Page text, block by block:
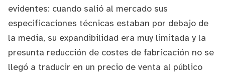
evidentes: cuando salió al mercado sus
especificaciones técnicas estaban por debajo de
la media, su expandibilidad era muy limitada y la
presunta reducción de costes de fabricación no se
llegó a traducir en un precio de venta al público